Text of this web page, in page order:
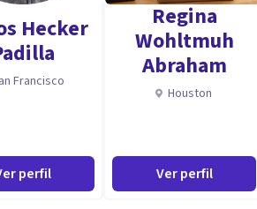
Hecker
Francisco
perfil
Regina
Wohltmuh
Abraham
Houston
Ver perfil